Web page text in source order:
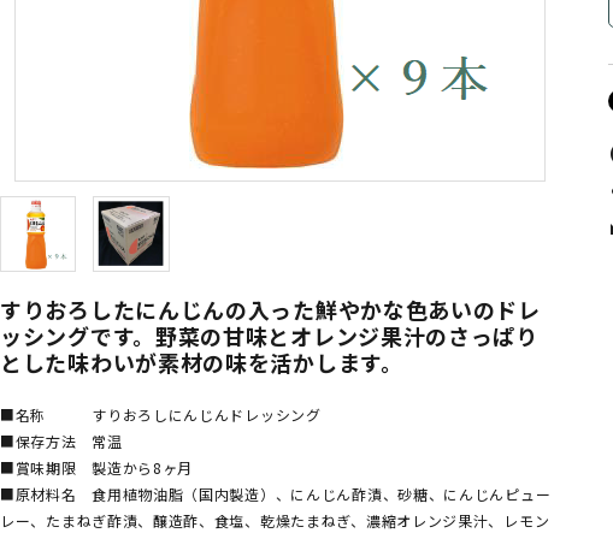
すりおろしたにんじんの入った鮮やかな色あいのドレ
ッシングです。野菜の甘味とオレンジ果汁のさっぱり
とした味わいが素材の味を活かします。
■名称 すりおろしにんじんドレッシング
■保存方法 常温
■賞味期限 製造から8ヶ月
■原材料名 食用植物油脂（国内製造）、にんじん酢漬、砂糖、にんじんピュー
レー、たまねぎ酢漬、醸造酢、食塩、乾燥たまねぎ、濃縮オレンジ果汁、レモン